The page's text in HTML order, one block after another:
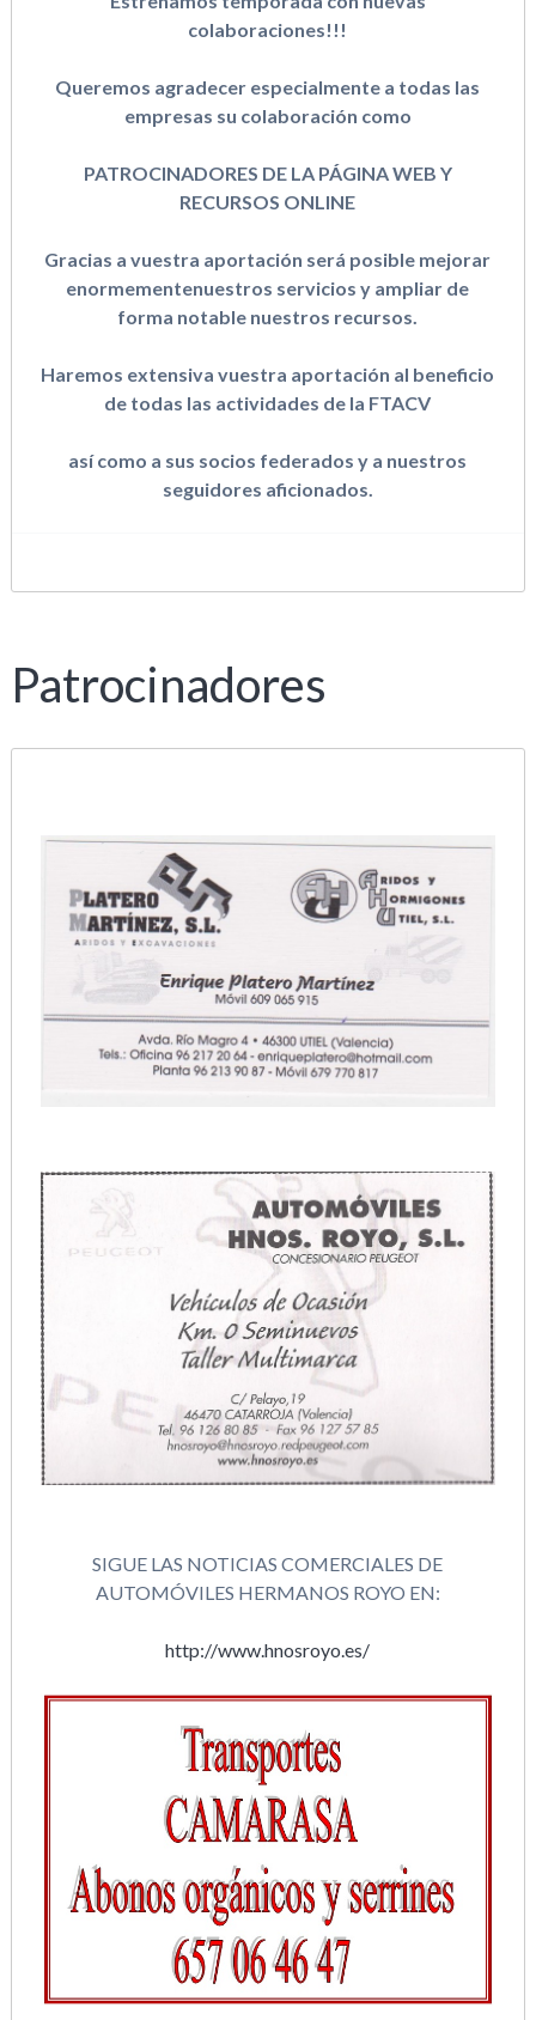
colaboraciones!!!
Queremos agradecer especialmente a todas las
empresas su colaboración como
PATROCINADORES DE LA PÁGINA WEB Y
RECURSOS ONLINE
Gracias a vuestra aportación será posible mejorar
enormementenuestros servicios y ampliar de
forma notable nuestros recursos.
Haremos extensiva vuestra aportación al beneficio
de todas las actividades de la FTACV
así como a sus socios federados y a nuestros
seguidores aficionados.
Patrocinadores
SIGUE LAS NOTICIAS COMERCIALES DE
AUTOMÓVILES HERMANOS ROYO EN:
http://www.hnosroyo.es/